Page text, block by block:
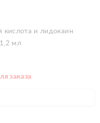
кислота и лидокаин
мл
заказа